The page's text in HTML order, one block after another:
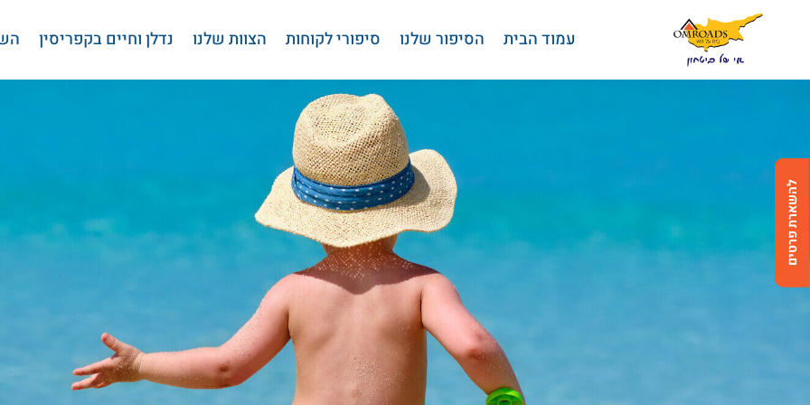
Skip to Content
עמוד הבית
הסיפור שלנו סיפורי לקוחות הצוות שלנו נדלן וחיים בקפריסין
להשארת פרטים
בחזרה למעלה